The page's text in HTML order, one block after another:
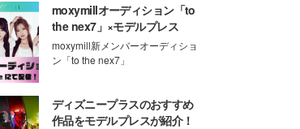
moxymillオーディション「to
the nex7」×モデルプレス
moxymill新メンバーオーディショ
ン「to the nex7」
ディズニープラスのおすすめ
作品をモデルプレスが紹介！